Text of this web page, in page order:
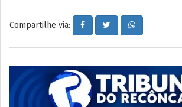
Compartilhe via: